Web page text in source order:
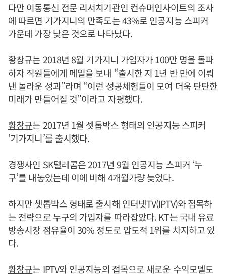
다만 이동통신 전문 리서치기관인 컨슈머인사이트의 조사
에 따르면 기가지니의 만족도는 43%로 인공지능 스피커
가운데 가장 낮은 것으로 나타났다.
황창규는 2018년 8월 기가지니 가입자가 100만 명을 돌파
하자 직원들에게 메일을 보내 “출시한 지 1년 반 만에 이뤄
낸 놀라운 성과”라며 “이런 성공체험들이 모여 더욱 탄탄한
미래가 만들어질 것”이라고 자평했다.
황창규는 2017년 1월 셋톱박스 형태의 인공지능 스피커
‘기가지니’를 출시했다.
경쟁사인 SK텔레콤은 2017년 9월 인공지능 스피커 ‘누
구’를 내놓았는데 이에 비해 4개월가량 늦었다.
하지만 셋톱박스 형태로 출시해 인터넷TV(IPTV)와 접목하
는 전략으로 누구의 가입자를 따라잡았다. KT는 국내 유료
방송시장 점유율이 30% 정도로 압도적 1위를 차지하고 있
다.
황창규는 IPTV와 인공지능의 접목으로 새로운 수익모델도